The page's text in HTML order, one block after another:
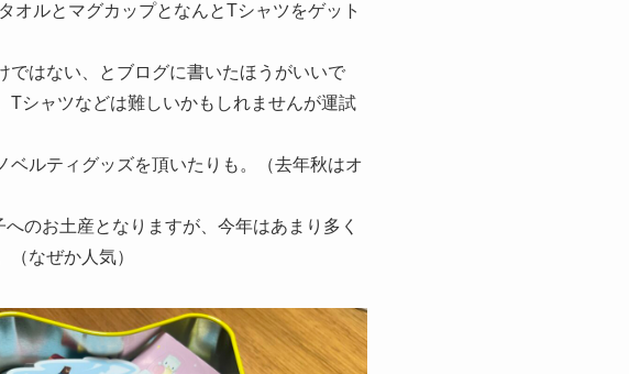
オルとマグカップとなんとTシャツをゲット
ではない、とブログに書いたほうがいいで
シャツなどは難しいかもしれませんが運試
ルティグッズを頂いたりも。（去年秋はオ
のお土産となりますが、今年はあまり多く
なぜか人気）